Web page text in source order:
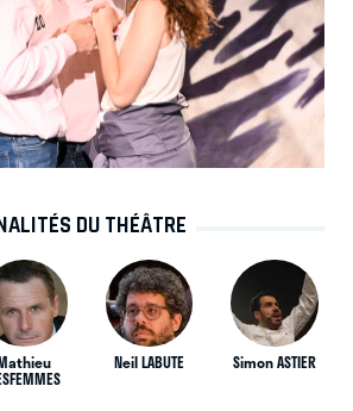
DU THÉÂTRE
Neil LABUTE Simon ASTIER